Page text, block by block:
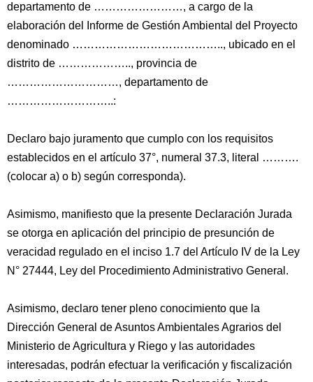
departamento de ……………………, a cargo de la
elaboración del Informe de Gestión Ambiental del Proyecto
denominado ………………………………….., ubicado en el
distrito de ……………….., provincia de
…………………………, departamento de
………………………..:
Declaro bajo juramento que cumplo con los requisitos
establecidos en el artículo 37°, numeral 37.3, literal ……….
(colocar a) o b) según corresponda).
Asimismo, manifiesto que la presente Declaración Jurada
se otorga en aplicación del principio de presunción de
veracidad regulado en el inciso 1.7 del Artículo IV de la Ley
N° 27444, Ley del Procedimiento Administrativo General.
Asimismo, declaro tener pleno conocimiento que la
Dirección General de Asuntos Ambientales Agrarios del
Ministerio de Agricultura y Riego y las autoridades
interesadas, podrán efectuar la verificación y fiscalización